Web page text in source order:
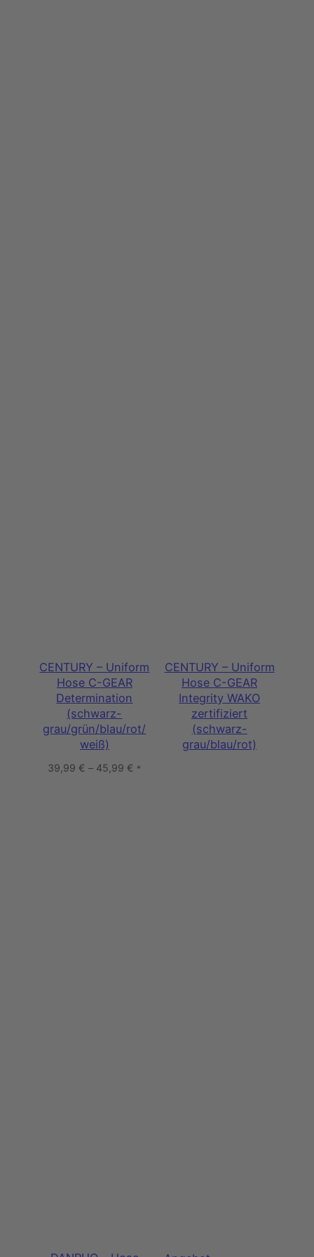
CENTURY – Uniform
Hose C-GEAR
Determination
(schwarz-
grau/grün/blau/rot/
weiß)
39,99 € – 45,99 € *
CENTURY – Uniform
Hose C-GEAR
Integrity WAKO
zertifiziert
(schwarz-
grau/blau/rot)